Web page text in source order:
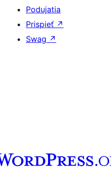
Podujatia
Prispieť ↗
Swag ↗